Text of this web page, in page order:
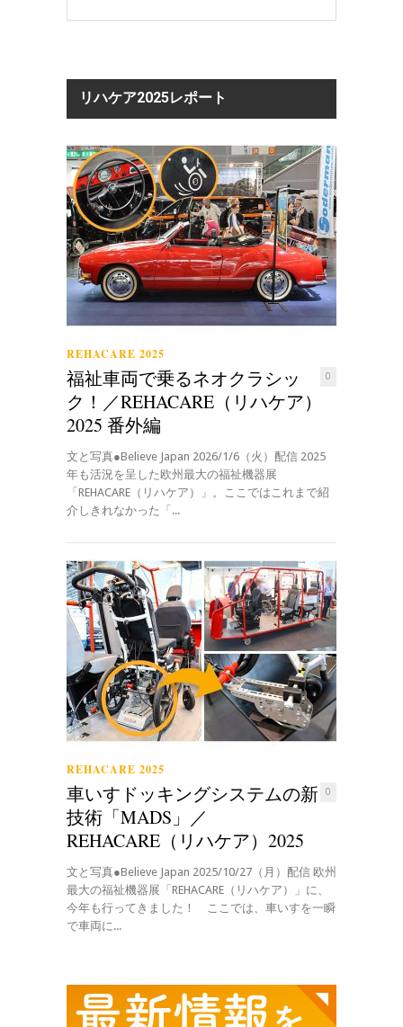
リハケア2025レポート
REHACARE 2025
0
福祉車両で乗るネオクラシッ
ク！／REHACARE（リハケア）
2025 番外編
文と写真●Believe Japan 2026/1/6（火）配信 2025
年も活況を呈した欧州最大の福祉機器展
「REHACARE（リハケア）」。ここではこれまで紹
介しきれなかった「...
REHACARE 2025
0
車いすドッキングシステムの新
技術「MADS」／
REHACARE（リハケア）2025
文と写真●Believe Japan 2025/10/27（月）配信 欧州
最大の福祉機器展「REHACARE（リハケア）」に、
今年も行ってきました！ ここでは、車いすを一瞬
で車両に...